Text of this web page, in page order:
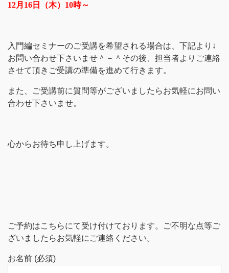
12月16日（木）10時～
入門編セミナーのご受講を希望される場合は、下記より↓
お問い合わせ下さいませ＾－＾その後、担当者よりご連絡
させて頂きご受講の準備を進めて行きます。
また、ご受講前に質問等がございましたらお気軽にお問い
合わせ下さいませ。
心からお待ち申し上げます。
ご予約はこちらにて受け付けております。ご不明な点等ご
ざいましたらお気軽にご連絡ください。
お名前 (必須)